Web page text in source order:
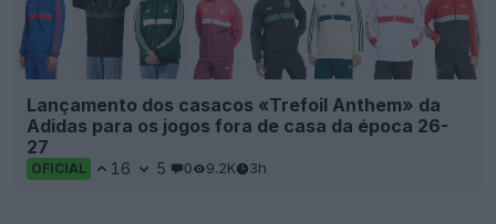
Lançamento dos casacos «Trefoil Anthem» da
Adidas para os jogos fora de casa da época 26-
27
OFICIAL 16 5 0 9.2K 3h